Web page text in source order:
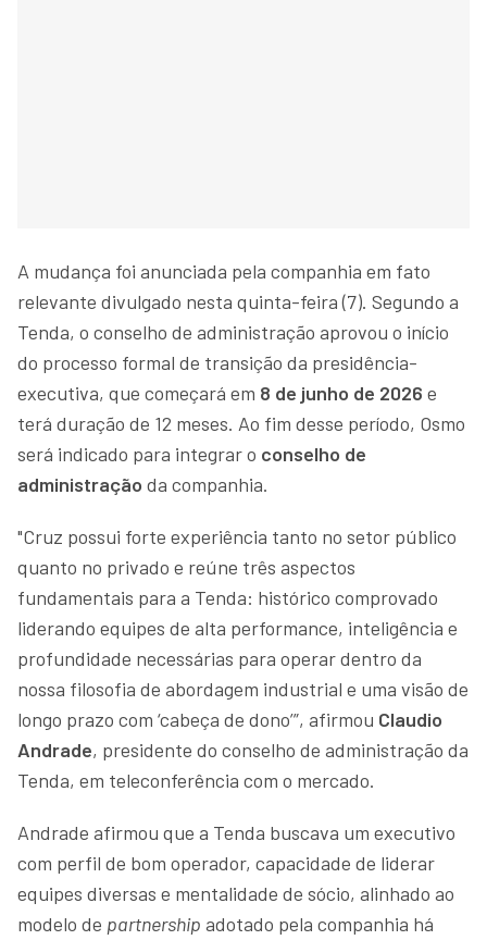
A mudança foi anunciada pela companhia em fato
relevante divulgado nesta quinta-feira (7). Segundo a
Tenda, o conselho de administração aprovou o início
do processo formal de transição da presidência-
executiva, que começará em 8 de junho de 2026 e
terá duração de 12 meses. Ao fim desse período, Osmo
será indicado para integrar o conselho de
administração da companhia.
"Cruz possui forte experiência tanto no setor público
quanto no privado e reúne três aspectos
fundamentais para a Tenda: histórico comprovado
liderando equipes de alta performance, inteligência e
profundidade necessárias para operar dentro da
nossa filosofia de abordagem industrial e uma visão de
longo prazo com ‘cabeça de dono’”, afirmou Claudio
Andrade, presidente do conselho de administração da
Tenda, em teleconferência com o mercado.
Andrade afirmou que a Tenda buscava um executivo
com perfil de bom operador, capacidade de liderar
equipes diversas e mentalidade de sócio, alinhado ao
modelo de partnership adotado pela companhia há